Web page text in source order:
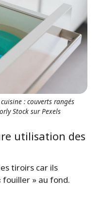
: couverts rangés
Stock sur Pexels
utilisation des
tiroirs car ils
fouiller » au fond.